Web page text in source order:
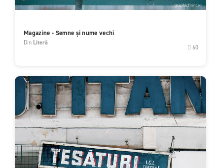
Magazine - Semne și nume vechi
Din Literă
60